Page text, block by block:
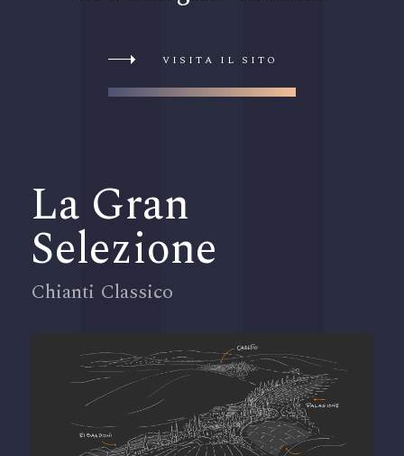
VISITA IL SITO
La Gran
Selezione
Chianti Classico